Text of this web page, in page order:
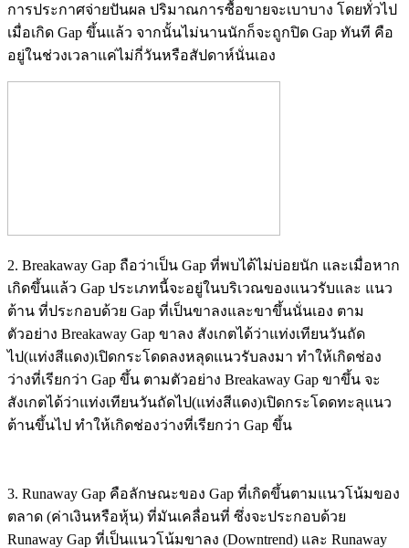
การประกาศจ่ายปันผล ปริมาณการซื้อขายจะเบาบาง โดยทั่วไป
เมื่อเกิด Gap ขึ้นแล้ว จากนั้นไม่นานนักก็จะถูกปิด Gap ทันที คือ
อยู่ในช่วงเวลาแค่ไม่กี่วันหรือสัปดาห์นั่นเอง
2. Breakaway Gap ถือว่าเป็น Gap ที่พบได้ไม่บ่อยนัก และเมื่อหาก
เกิดขึ้นแล้ว Gap ประเภทนี้จะอยู่ในบริเวณของแนวรับและ แนว
ต้าน ที่ประกอบด้วย Gap ที่เป็นขาลงและขาขึ้นนั่นเอง ตาม
ตัวอย่าง Breakaway Gap ขาลง สังเกตได้ว่าแท่งเทียนวันถัด
ไป(แท่งสีแดง)เปิดกระโดดลงหลุดแนวรับลงมา ทำให้เกิดช่อง
ว่างที่เรียกว่า Gap ขึ้น ตามตัวอย่าง Breakaway Gap ขาขึ้น จะ
สังเกตได้ว่าแท่งเทียนวันถัดไป(แท่งสีแดง)เปิดกระโดดทะลุแนว
ต้านขึ้นไป ทำให้เกิดช่องว่างที่เรียกว่า Gap ขึ้น
3. Runaway Gap คือลักษณะของ Gap ที่เกิดขึ้นตามแนวโน้มของ
ตลาด (ค่าเงินหรือหุ้น) ที่มันเคลื่อนที่ ซึ่งจะประกอบด้วย
Runaway Gap ที่เป็นแนวโน้มขาลง (Downtrend) และ Runaway